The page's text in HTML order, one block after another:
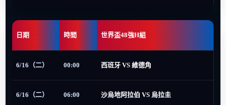
日期 時間 世界盃48強H組
6/16（二） 00:00 西班牙 VS 維德角
6/16（二） 06:00 沙烏地阿拉伯 VS 烏拉圭